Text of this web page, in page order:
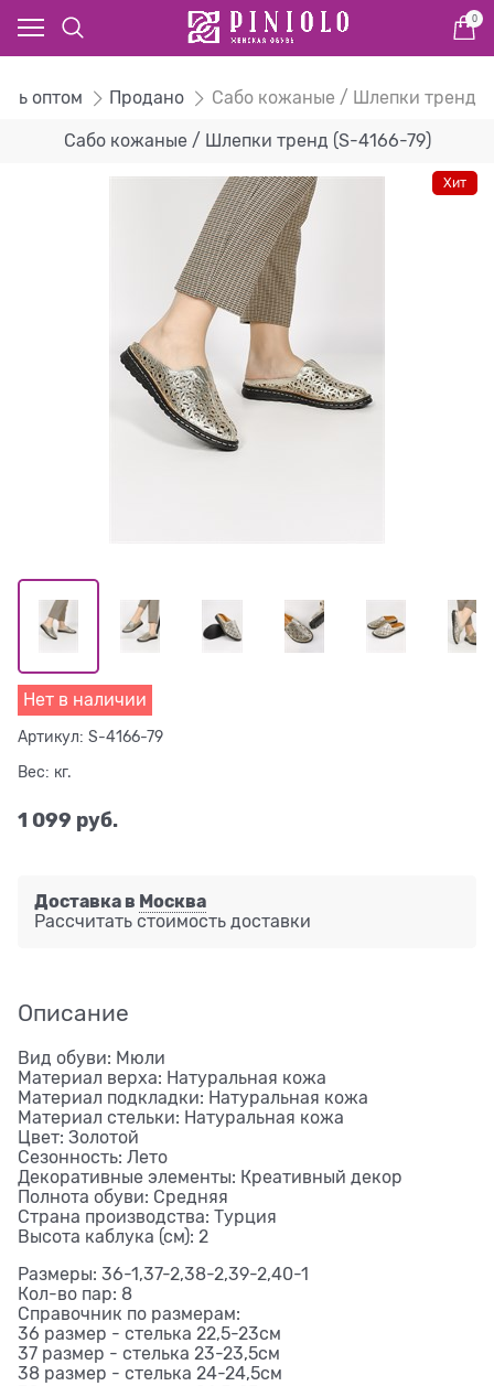
0
оптом Продано Сабо кожаные / Шлепки тренд
Сабо кожаные / Шлепки тренд (S-4166-79)
Хит
Нет в наличии
Артикул: S-4166-79
Вес: кг.
1 099 руб.
Доставка в Москва
Рассчитать стоимость доставки
Описание
Вид обуви: Мюли
Материал верха: Натуральная кожа
Материал подкладки: Натуральная кожа
Материал стельки: Натуральная кожа
Цвет: Золотой
Сезонность: Лето
Декоративные элементы: Креативный декор
Полнота обуви: Средняя
Страна производства: Турция
Высота каблука (см): 2
Размеры: 36-1,37-2,38-2,39-2,40-1
Кол-во пар: 8
Справочник по размерам:
36 размер - стелька 22,5-23см
37 размер - стелька 23-23,5см
38 размер - стелька 24-24,5см